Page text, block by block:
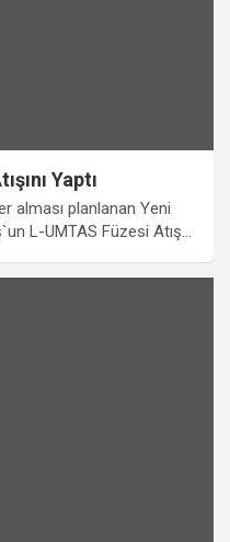
Yaptı
alması planlanan Yeni
L-UMTAS Füzesi Atış…